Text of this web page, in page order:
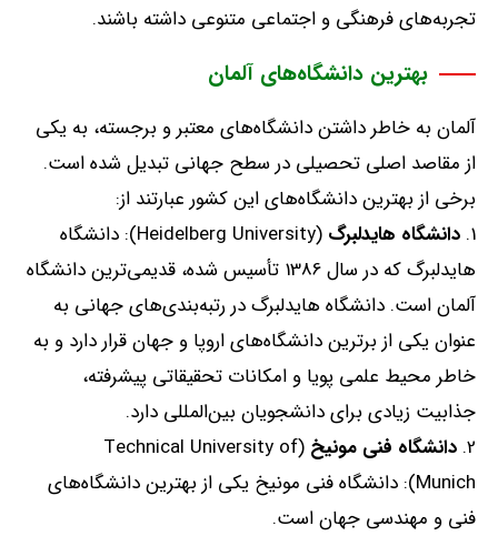
تجربه‌های فرهنگی و اجتماعی متنوعی داشته باشند.
بهترین دانشگاه‌های آلمان
آلمان به خاطر داشتن دانشگاه‌های معتبر و برجسته، به یکی
از مقاصد اصلی تحصیلی در سطح جهانی تبدیل شده است.
برخی از بهترین دانشگاه‌های این کشور عبارتند از:
دانشگاه هایدلبرگ (Heidelberg University):
دانشگاه
هایدلبرگ که در سال
تأسیس شده، قدیمی‌ترین دانشگاه
آلمان است. دانشگاه هایدلبرگ در رتبه‌بندی‌های جهانی به
عنوان یکی از برترین دانشگاه‌های اروپا و جهان قرار دارد و به
خاطر محیط علمی پویا و امکانات تحقیقاتی پیشرفته،
جذابیت زیادی برای دانشجویان بین‌المللی دارد.
دانشگاه فنی مونیخ (Technical University of
Munich):
دانشگاه فنی مونیخ یکی از بهترین دانشگاه‌های
فنی و مهندسی جهان است.